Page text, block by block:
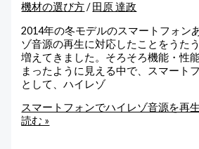
機材の選び方/田原 達政
2014年の冬モデルのスマートフォン
ゾ音源の再生に対応したことをうた
増えてきました。そろそろ機能・性
まったように見える中で、スマート
として、ハイレゾ
スマートフォンでハイレゾ音源を再
読む »